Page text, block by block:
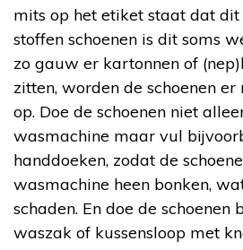
mits op het etiket staat dat dit
stoffen schoenen is dit soms
zo gauw er kartonnen of
zitten, worden de schoenen
op. Doe de schoenen niet
wasmachine maar vul
handdoeken, zodat de
wasmachine heen bonken,
schaden. En doe de schoenen
waszak of kussensloop met